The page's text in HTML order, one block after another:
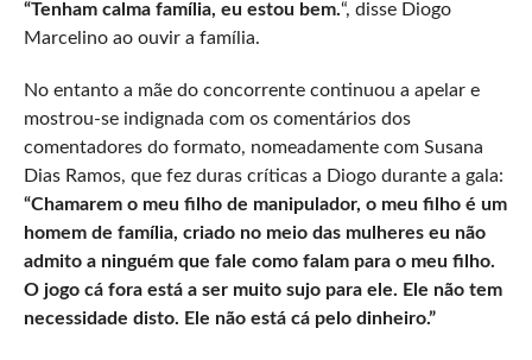
“Tenham calma família, eu estou bem.“, disse Diogo
Marcelino ao ouvir a família.
No entanto a mãe do concorrente continuou a apelar e
mostrou-se indignada com os comentários dos
comentadores do formato, nomeadamente com Susana
Dias Ramos, que fez duras críticas a Diogo durante a gala:
“Chamarem o meu filho de manipulador, o meu filho é um
homem de família, criado no meio das mulheres eu não
admito a ninguém que fale como falam para o meu filho.
O jogo cá fora está a ser muito sujo para ele. Ele não tem
necessidade disto. Ele não está cá pelo dinheiro.”